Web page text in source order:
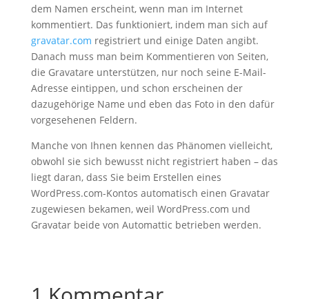
dem Namen erscheint, wenn man im Internet
kommentiert. Das funktioniert, indem man sich auf
gravatar.com registriert und einige Daten angibt.
Danach muss man beim Kommentieren von Seiten,
die Gravatare unterstützen, nur noch seine E-Mail-
Adresse eintippen, und schon erscheinen der
dazugehörige Name und eben das Foto in den dafür
vorgesehenen Feldern.
Manche von Ihnen kennen das Phänomen vielleicht,
obwohl sie sich bewusst nicht registriert haben – das
liegt daran, dass Sie beim Erstellen eines
WordPress.com-Kontos automatisch einen Gravatar
zugewiesen bekamen, weil WordPress.com und
Gravatar beide von Automattic betrieben werden.